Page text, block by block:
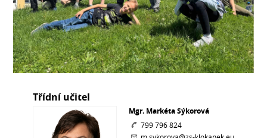
Třídní učitel
Mgr. Markéta Sýkorová
799 796 824